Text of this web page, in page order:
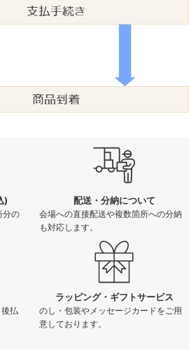
)
分の
配送・分納について
会場への直接配送や複数箇所への分納
も対応します。
払
ラッピング・ギフトサービス
のし・包装やメッセージカードをご用
意しております。